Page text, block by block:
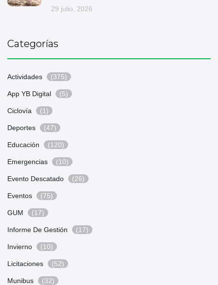
29 julio, 2026
Categorías
Actividades (375)
App YB Digital (5)
Ciclovía (1)
Deportes (47)
Educación (120)
Emergencias (10)
Evento Descatado (26)
Eventos (75)
GUM (17)
Informe De Gestión (17)
Invierno (10)
Licitaciones (52)
Munibus (32)